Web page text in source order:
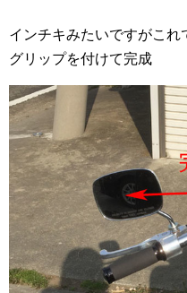
インチキみたいですがこれ
グリップを付けて完成